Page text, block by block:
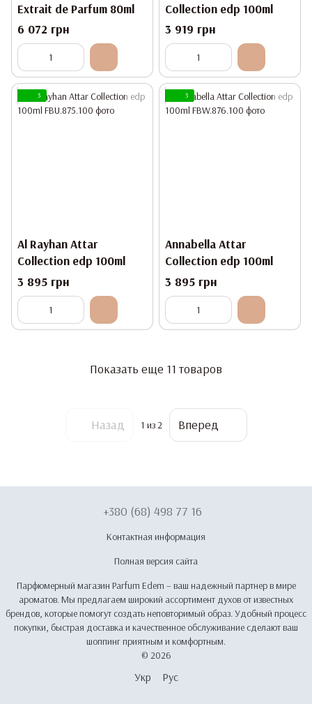
Extrait de Parfum 80ml
6 072 грн
Collection edp 100ml
3 919 грн
3
Al Rayhan Attar
Collection edp 100ml
3 895 грн
3
Annabella Attar
Collection edp 100ml
3 895 грн
Показать еще 11 товаров
Назад 1 из 2 Вперед
+380 (68) 498 77 16
Контактная информация
Полная версия сайта
Парфюмерный магазин Parfum Edem – ваш надежный партнер в мире
ароматов. Мы предлагаем широкий ассортимент духов от известных
брендов, которые помогут создать неповторимый образ. Удобный процесс
покупки, быстрая доставка и качественное обслуживание сделают ваш
шоппинг приятным и комфортным.
© 2026
Укр Рус